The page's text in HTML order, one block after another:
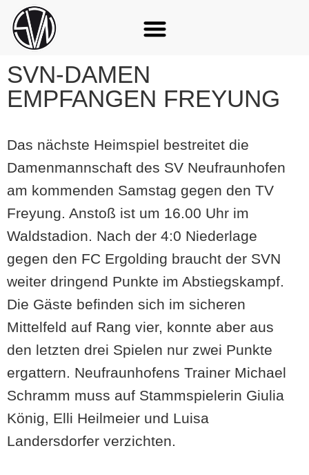
SVN-DAMEN
EMPFANGEN FREYUNG
Das nächste Heimspiel bestreitet die
Damenmannschaft des SV Neufraunhofen
am kommenden Samstag gegen den TV
Freyung. Anstoß ist um 16.00 Uhr im
Waldstadion. Nach der 4:0 Niederlage
gegen den FC Ergolding braucht der SVN
weiter dringend Punkte im Abstiegskampf.
Die Gäste befinden sich im sicheren
Mittelfeld auf Rang vier, konnte aber aus
den letzten drei Spielen nur zwei Punkte
ergattern. Neufraunhofens Trainer Michael
Schramm muss auf Stammspielerin Giulia
König, Elli Heilmeier und Luisa
Landersdorfer verzichten.